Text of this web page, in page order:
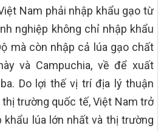
Nam phải nhập khẩu gạo từ
nghiệp không chỉ nhập khẩu
mà còn nhập cả lúa gạo chất
và Campuchia, về để xuất
Do lợi thế vị trí địa lý thuận
trường quốc tế, Việt Nam trở
lúa lớn nhất và thị trường